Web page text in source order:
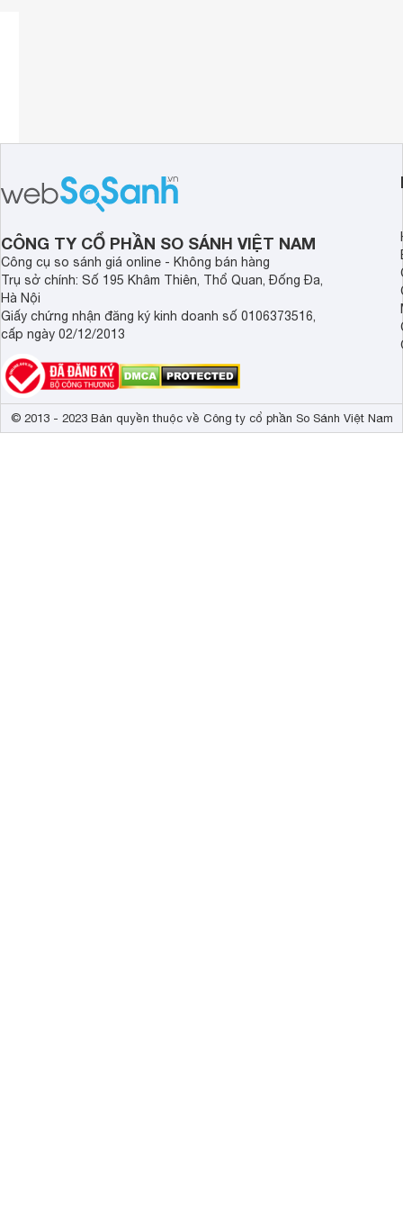
CÔNG TY CỔ PHẦN SO SÁNH VIỆT NAM
Công cụ so sánh giá online - Không bán hàng
Trụ sở chính: Số 195 Khâm Thiên, Thổ Quan, Đống Đa,
Hà Nội
Giấy chứng nhận đăng ký kinh doanh số 0106373516,
cấp ngày 02/12/2013
© 2013 - 2023 Bản quyền thuộc về Công ty cổ phần So Sánh Việt Nam